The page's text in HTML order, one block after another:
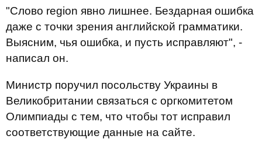
"Слово region явно лишнее. Бездарная ошибка
даже с точки зрения английской грамматики.
Выясним, чья ошибка, и пусть исправляют", -
написал он.
Министр поручил посольству Украины в
Великобритании связаться с оргкомитетом
Олимпиады с тем, что чтобы тот исправил
соответствующие данные на сайте.